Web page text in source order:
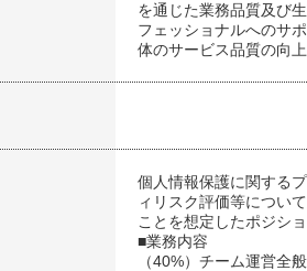
を通じた業務品質及び
フェッショナルへのサ
体のサービス品質の向
個人情報保護に関する
ィリスク評価等につい
ことを想定したポジシ
■業務内容
（40%）チーム運営全